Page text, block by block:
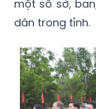
một số sở,
dân trong tỉnh.